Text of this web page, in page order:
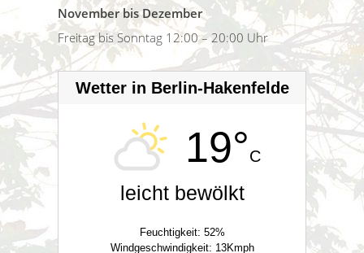
November bis Dezember
Freitag bis Sonntag 12:00 – 20:00 Uhr
Wetter in Berlin-Hakenfelde
19°C
leicht bewölkt
Feuchtigkeit: 52%
Windgeschwindigkeit: 13Kmph